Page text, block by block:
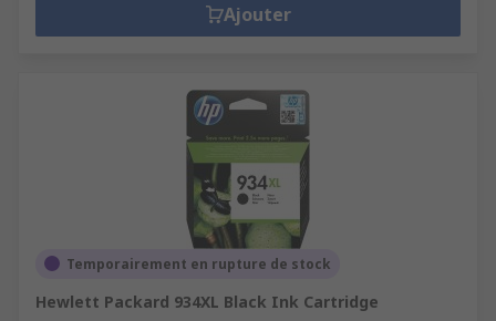
Ajouter
Temporairement en rupture de stock
Hewlett Packard 934XL Black Ink Cartridge